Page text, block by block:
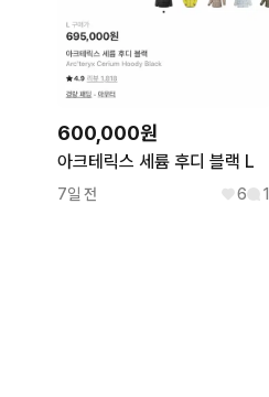
600,000원
아크테릭스 세륨 후디 블랙 L
7일 전 6 1